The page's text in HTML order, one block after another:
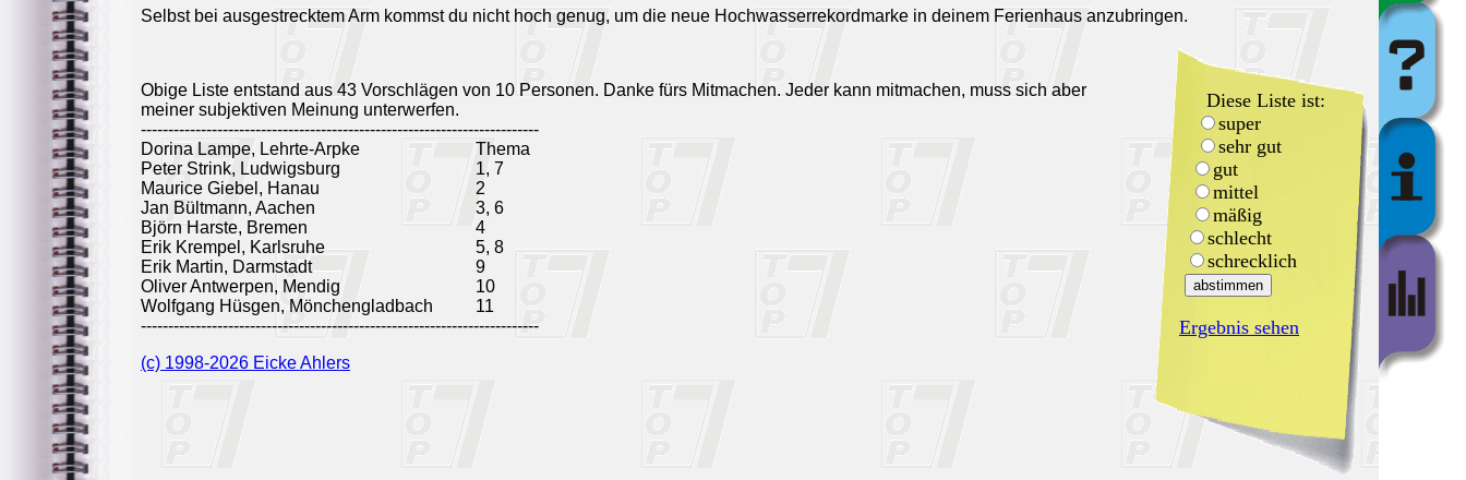
Selbst bei ausgestrecktem Arm kommst du nicht hoch genug, um die neue Hochwasserrekordmarke in deinem Ferienhaus anzubringen.
Obige Liste entstand aus 43 Vorschlägen von 10 Personen. Danke fürs Mitmachen. Jeder kann mitmachen, muss sich aber
meiner subjektiven Meinung unterwerfen.
-------------------------------------------------------------------------
Dorina Lampe, Lehrte-Arpke
Thema
Peter Strink, Ludwigsburg
1, 7
Maurice Giebel, Hanau
2
Jan Bültmann, Aachen
3, 6
Björn Harste, Bremen
4
Erik Krempel, Karlsruhe
5, 8
Erik Martin, Darmstadt
9
Oliver Antwerpen, Mendig
10
Wolfgang Hüsgen, Mönchengladbach
11
-------------------------------------------------------------------------
(c) 1998-2026 Eicke Ahlers
Diese Liste ist:
super
sehr gut
gut
mittel
mäßig
schlecht
schrecklich
Ergebnis sehen